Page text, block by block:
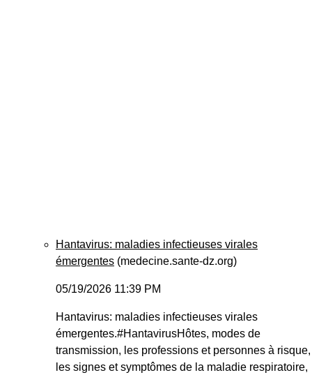
Hantavirus: maladies infectieuses virales
émergentes (medecine.sante-dz.org)
05/19/2026 11:39 PM
Hantavirus: maladies infectieuses virales
émergentes.#HantavirusHôtes, modes de
transmission, les professions et personnes à risque,
les signes et symptômes de la maladie respiratoire,